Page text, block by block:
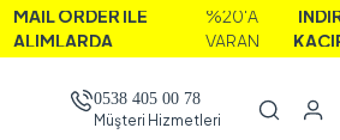
İLE
%20'A
İNDİRİMLERİ
KAÇIRMAYIN!
0538 405 00 78
Müşteri Hizmetleri